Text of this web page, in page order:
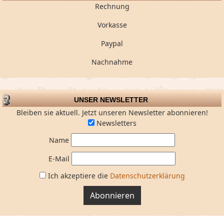
Rechnung
Vorkasse
Paypal
Nachnahme
UNSER NEWSLETTER
Bleiben sie aktuell. Jetzt unseren Newsletter abonnieren!
Newsletters
Name
E-Mail
Ich akzeptiere die Datenschutzerklärung
Abonnieren